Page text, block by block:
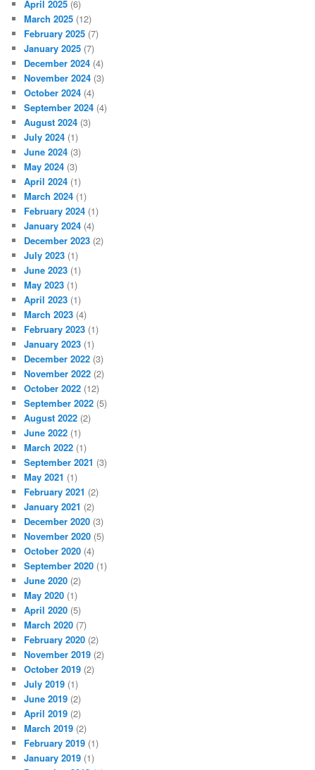
April 2025 (6)
March 2025 (12)
February 2025 (7)
January 2025 (7)
December 2024 (4)
November 2024 (3)
October 2024 (4)
September 2024 (4)
August 2024 (3)
July 2024 (1)
June 2024 (3)
May 2024 (3)
April 2024 (1)
March 2024 (1)
February 2024 (1)
January 2024 (4)
December 2023 (2)
July 2023 (1)
June 2023 (1)
May 2023 (1)
April 2023 (1)
March 2023 (4)
February 2023 (1)
January 2023 (1)
December 2022 (3)
November 2022 (2)
October 2022 (12)
September 2022 (5)
August 2022 (2)
June 2022 (1)
March 2022 (1)
September 2021 (3)
May 2021 (1)
February 2021 (2)
January 2021 (2)
December 2020 (3)
November 2020 (5)
October 2020 (4)
September 2020 (1)
June 2020 (2)
May 2020 (1)
April 2020 (5)
March 2020 (7)
February 2020 (2)
November 2019 (2)
October 2019 (2)
July 2019 (1)
June 2019 (2)
April 2019 (2)
March 2019 (2)
February 2019 (1)
January 2019 (1)